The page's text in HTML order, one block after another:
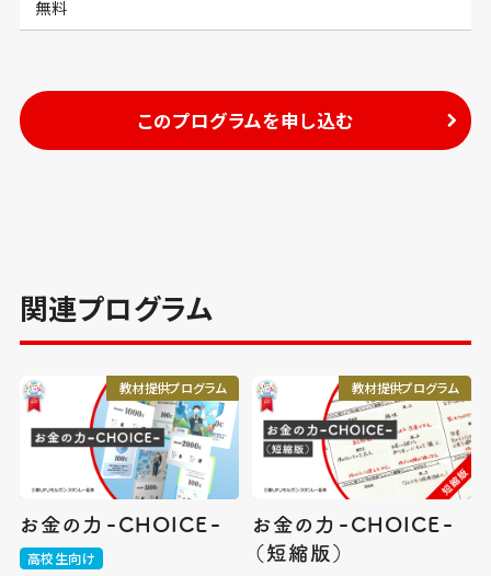
無料
このプログラムを申し込む
関連プログラム
教材提供プログラム
お金の力 -CHOICE-
高校生向け
教材提供プログラム
お金の力 -CHOICE-
（短縮版）